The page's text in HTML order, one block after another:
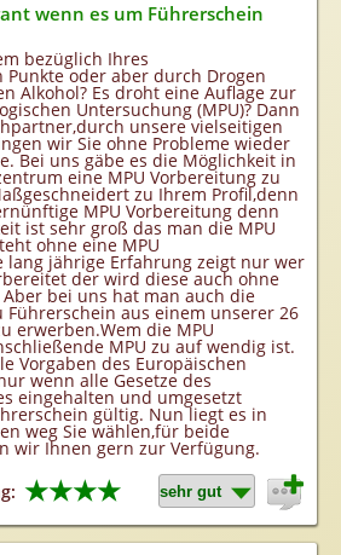
wenn es um Führerschein
bezüglich Ihres
Punkte oder aber durch Drogen
Alkohol? Es droht eine Auflage zur
Untersuchung (MPU)? Dann
unsere vielseitigen
wir Sie ohne Probleme wieder
Bei uns gäbe es die Möglichkeit in
eine MPU Vorbereitung zu
zu Ihrem Profil,denn
MPU Vorbereitung denn
ist sehr groß das man die MPU
ohne eine MPU
lang jährige Erfahrung zeigt nur wer
der wird diese auch ohne
bei uns hat man auch die
Führerschein aus einem unserer 26
erwerben.Wem die MPU
MPU zu auf wendig ist.
Vorgaben des Europäischen
wenn alle Gesetze des
eingehalten und umgesetzt
gültig. Nun liegt es in
weg Sie wählen,für beide
wir Ihnen gern zur Verfügung.
★★★★